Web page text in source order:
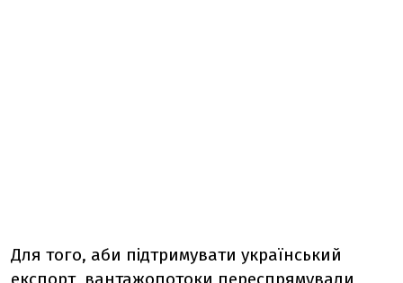
Для того, аби підтримувати український